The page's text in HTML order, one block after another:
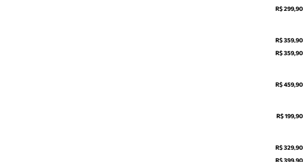
R$ 299,90
R$ 359,90
R$ 359,90
R$ 459,90
R$ 199,90
R$ 329,90
R$ 399,90